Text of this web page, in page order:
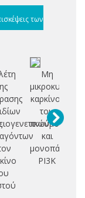
των
Μη
καρκίνος
του
πνεύμονα
και
μονοπάτι
PI3K